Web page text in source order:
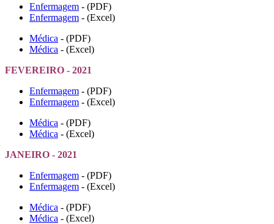
Enfermagem - (PDF)
Enfermagem - (Excel)
Médica - (PDF)
Médica - (Excel)
FEVEREIRO - 2021
Enfermagem - (PDF)
Enfermagem - (Excel)
Médica - (PDF)
Médica - (Excel)
JANEIRO - 2021
Enfermagem - (PDF)
Enfermagem - (Excel)
Médica - (PDF)
Médica - (Excel)